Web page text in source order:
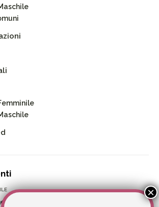
un Rituale di Prevenzione Sessuale,